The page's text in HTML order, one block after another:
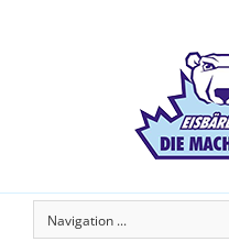
Navigation ...